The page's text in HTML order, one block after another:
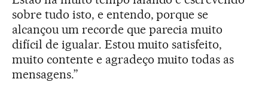
sobre tudo isto, e entendo, porque se
alcançou um recorde que parecia muito
difícil de igualar. Estou muito satisfeito,
muito contente e agradeço muito todas as
mensagens.”